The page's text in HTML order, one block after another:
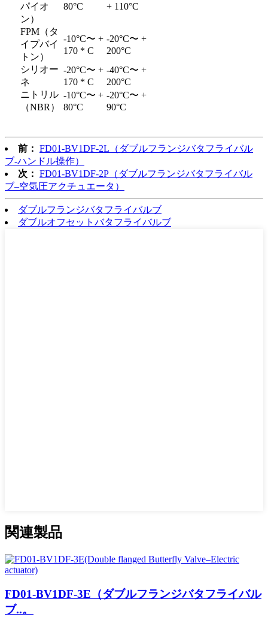
パイオ
ン）
80°C
+ 110°C
FPM（タ
イプバイ
トン）
-10°C〜 +
170 * C
-20°C〜 +
200°C
シリオー
ネ
-20°C〜 +
170 * C
-40°C〜 +
200°C
ニトリル
（NBR）
-10°C〜 +
80°C
-20°C〜 +
90°C
前： FD01-BV1DF-2L（ダブルフランジバタフライバル
ブ-ハンドル操作）
次： FD01-BV1DF-2P（ダブルフランジバタフライバル
ブ–空気圧アクチュエータ）
ダブルフランジバタフライバルブ
ダブルオフセットバタフライバルブ
関連製品
FD01-BV1DF-3E（ダブルフランジバタフライバル
ブ..。